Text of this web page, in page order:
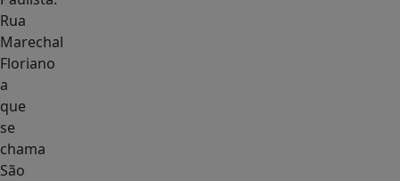
Rua
Marechal
Floriano
a
que
se
chama
São